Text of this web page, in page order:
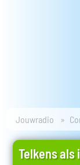
Jouwradio
Telkens als